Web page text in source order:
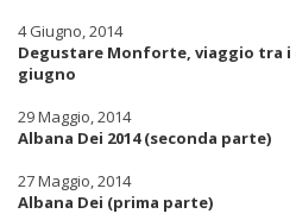
4 Giugno, 2014
Degustare Monforte, viaggio tra i
giugno
29 Maggio, 2014
Albana Dei 2014 (seconda parte)
27 Maggio, 2014
Albana Dei (prima parte)